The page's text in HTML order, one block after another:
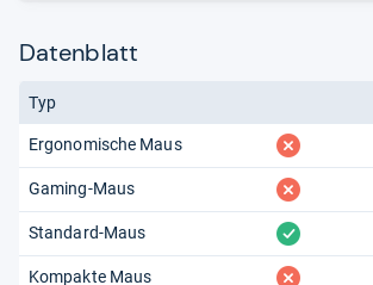
Datenblatt
Typ
Ergonomische Maus fehlt
Gaming-Maus fehlt
Standard-Maus vorhanden
Kompakte Maus fehlt